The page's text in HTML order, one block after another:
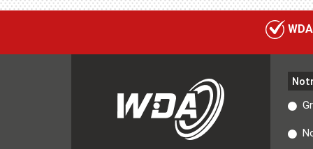
WDA